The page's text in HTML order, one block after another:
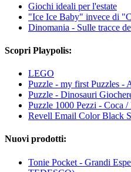
Giochi ideali per l'estate
"Ice Ice Baby" invece di
Dinomania - Sulle tracce
Scopri Playpolis:
LEGO
Puzzle - my first Puzzles -
Puzzle - Dinosauri
Puzzle 1000 Pezzi - Coca
Revell Email Color Black
Nuovi prodotti:
Tonie Pocket - Grandi